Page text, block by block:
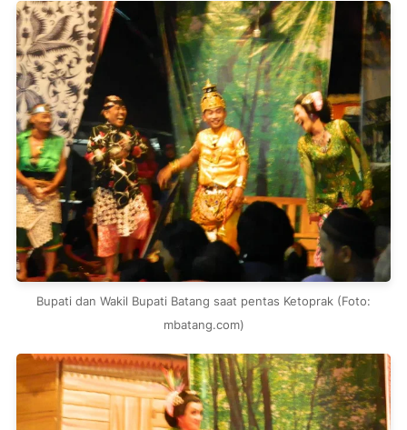
Bupati dan Wakil Bupati Batang saat pentas Ketoprak (Foto:
mbatang.com)